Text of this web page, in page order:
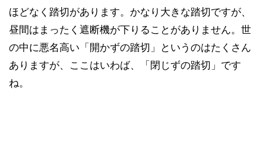
ほどなく踏切があります。かなり大きな踏切ですが、
昼間はまったく遮断機が下りることがありません。世
の中に悪名高い「開かずの踏切」というのはたくさん
ありますが、ここはいわば、「閉じずの踏切」です
ね。